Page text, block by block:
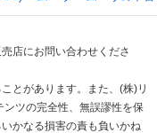
店にお問い合わせくださ
とがあります。また、(株)リ
ツの完全性、無誤謬性を保
かなる損害の責も負いかね